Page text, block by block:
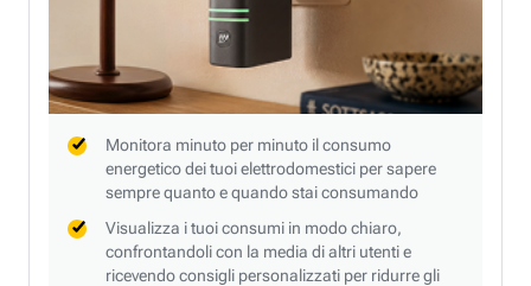
Monitora minuto per minuto il consumo
energetico dei tuoi elettrodomestici per sapere
sempre quanto e quando stai consumando
Visualizza i tuoi consumi in modo chiaro,
confrontandoli con la media di altri utenti e
ricevendo consigli personalizzati per ridurre gli